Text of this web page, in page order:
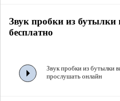
Звук пробки из бутылки
бесплатно
Звук пробки из бутылки
прослушать онлайн